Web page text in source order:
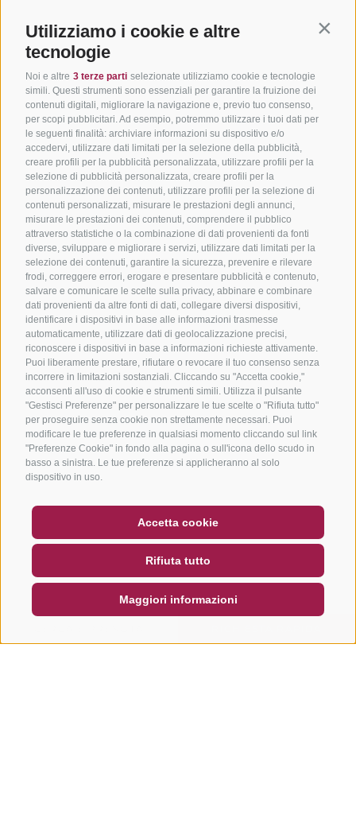
Utilizziamo i cookie e altre
tecnologie
Noi e altre 3 terze parti selezionate utilizziamo cookie e tecnologie
simili. Questi strumenti sono essenziali per garantire la fruizione dei
contenuti digitali, migliorare la navigazione e, previo tuo consenso,
per scopi pubblicitari. Ad esempio, potremmo utilizzare i tuoi dati per
le seguenti finalità: archiviare informazioni su dispositivo e/o
accedervi, utilizzare dati limitati per la selezione della pubblicità,
creare profili per la pubblicità personalizzata, utilizzare profili per la
selezione di pubblicità personalizzata, creare profili per la
personalizzazione dei contenuti, utilizzare profili per la selezione di
contenuti personalizzati, misurare le prestazioni degli annunci,
misurare le prestazioni dei contenuti, comprendere il pubblico
attraverso statistiche o la combinazione di dati provenienti da fonti
diverse, sviluppare e migliorare i servizi, utilizzare dati limitati per la
selezione dei contenuti, garantire la sicurezza, prevenire e rilevare
frodi, correggere errori, erogare e presentare pubblicità e contenuto,
salvare e comunicare le scelte sulla privacy, abbinare e combinare
dati provenienti da altre fonti di dati, collegare diversi dispositivi,
identificare i dispositivi in base alle informazioni trasmesse
automaticamente, utilizzare dati di geolocalizzazione precisi,
riconoscere i dispositivi in base a informazioni richieste attivamente.
Puoi liberamente prestare, rifiutare o revocare il tuo consenso senza
incorrere in limitazioni sostanziali. Cliccando su "Accetta cookie,"
acconsenti all'uso di cookie e strumenti simili. Utilizza il pulsante
"Gestisci Preferenze" per personalizzare le tue scelte o "Rifiuta tutto"
per proseguire senza cookie non strettamente necessari. Puoi
modificare le tue preferenze in qualsiasi momento cliccando sul link
"Preferenze Cookie" in fondo alla pagina o sull'icona dello scudo in
basso a sinistra. Le tue preferenze si applicheranno al solo
dispositivo in uso.
Accetta cookie
Rifiuta tutto
Maggiori informazioni
NEWSLETTER
SOCIAL WALL METEO